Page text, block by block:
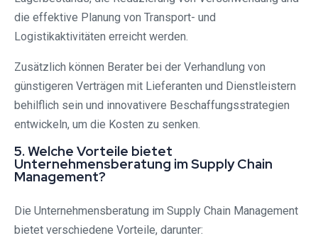
die effektive Planung von Transport- und
Logistikaktivitäten erreicht werden.
Zusätzlich können Berater bei der Verhandlung von
günstigeren Verträgen mit Lieferanten und Dienstleistern
behilflich sein und innovativere Beschaffungsstrategien
entwickeln, um die Kosten zu senken.
5. Welche Vorteile bietet
Unternehmensberatung im Supply Chain
Management?
Die Unternehmensberatung im Supply Chain Management
bietet verschiedene Vorteile, darunter: